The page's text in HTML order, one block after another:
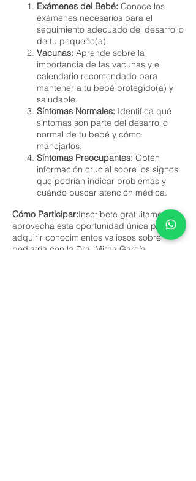
Exámenes del Bebé: Conoce los
exámenes necesarios para el
seguimiento adecuado del desarrollo
de tu pequeño(a).
Vacunas: Aprende sobre la
importancia de las vacunas y el
calendario recomendado para
mantener a tu bebé protegido(a) y
saludable.
Síntomas Normales: Identifica qué
síntomas son parte del desarrollo
normal de tu bebé y cómo
manejarlos.
Síntomas Preocupantes: Obtén
información crucial sobre los signos
que podrían indicar problemas y
cuándo buscar atención médica.
Cómo Participar:Inscríbete gratuitamente y
aprovecha esta oportunidad única para
adquirir conocimientos valiosos sobre
pediatría con la Dra. Mirna García.